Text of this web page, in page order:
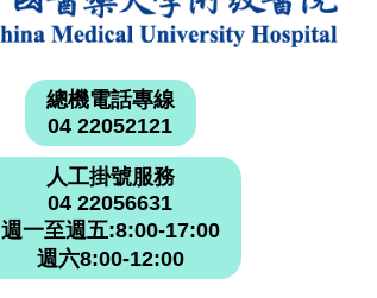
總機電話專線
04 22052121
人工掛號服務
04 22056631
週一至週五:8:00-17:00
週六8:00-12:00